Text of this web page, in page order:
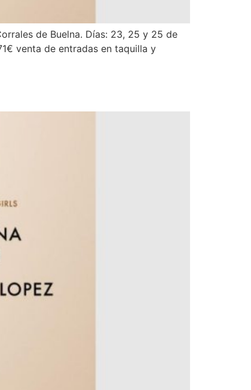
de Buelna. Días: 23, 25 y 25 de
venta de entradas en taquilla y